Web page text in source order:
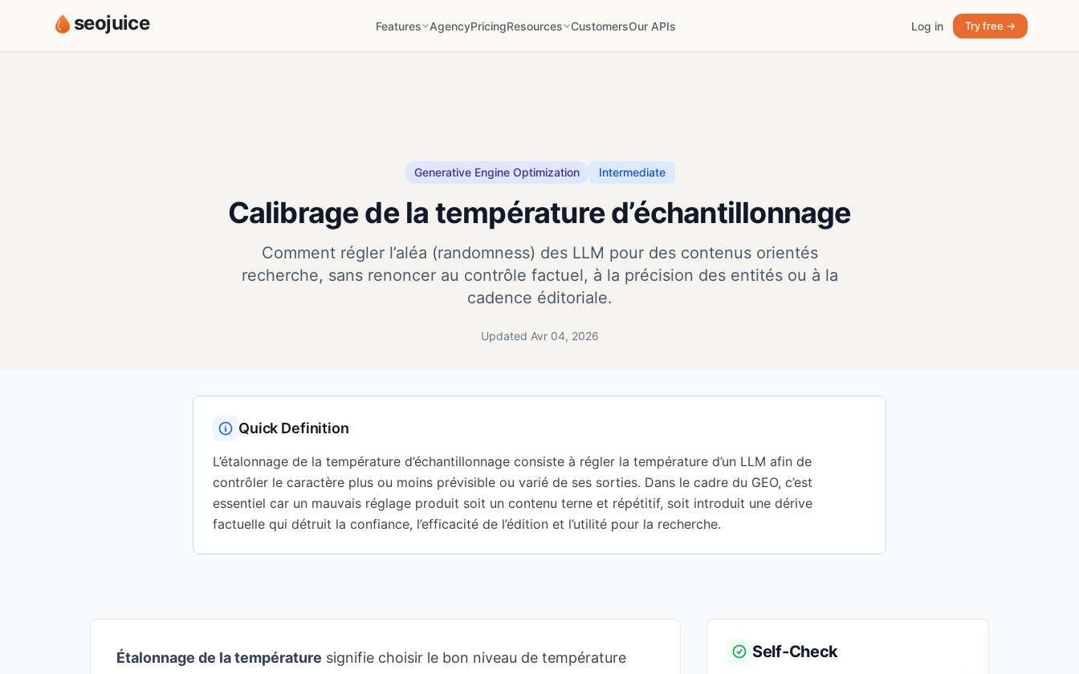
seojuice Features AgencyPricingResources CustomersOur APIs Log in Try free →
Generative Engine Optimization Intermediate
Calibrage de la température d’échantillonnage
Comment régler l’aléa (randomness) des LLM pour des contenus orientés
recherche, sans renoncer au contrôle factuel, à la précision des entités ou à la
cadence éditoriale.
Updated Avr 04, 2026
Quick Definition
L’étalonnage de la température d’échantillonnage consiste à régler la température d’un LLM afin de
contrôler le caractère plus ou moins prévisible ou varié de ses sorties. Dans le cadre du GEO, c’est
essentiel car un mauvais réglage produit soit un contenu terne et répétitif, soit introduit une dérive
factuelle qui détruit la confiance, l’efficacité de l’édition et l’utilité pour la recherche.
Étalonnage de la température signifie choisir le bon niveau de température
Self-Check